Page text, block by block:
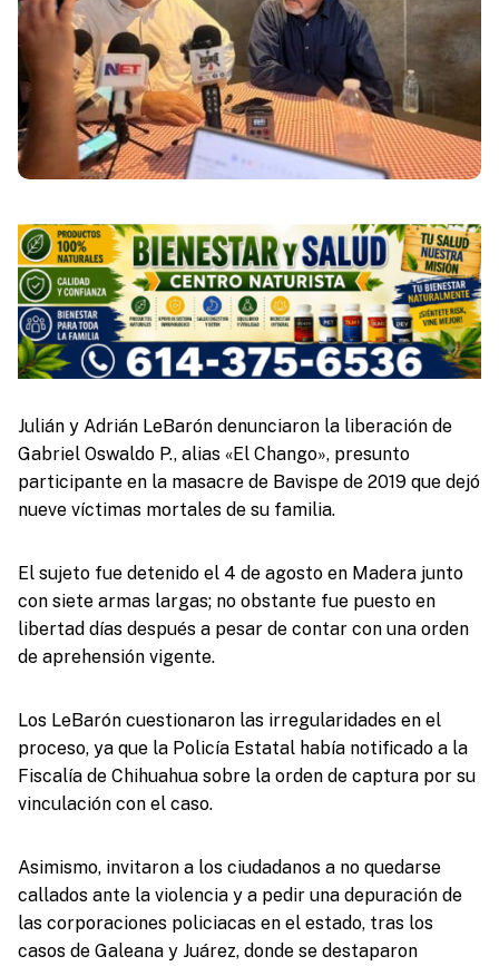
Julián y Adrián LeBarón denunciaron la liberación de
Gabriel Oswaldo P., alias «El Chango», presunto
participante en la masacre de Bavispe de 2019 que dejó
nueve víctimas mortales de su familia.
El sujeto fue detenido el 4 de agosto en Madera junto
con siete armas largas; no obstante fue puesto en
libertad días después a pesar de contar con una orden
de aprehensión vigente.
Los LeBarón cuestionaron las irregularidades en el
proceso, ya que la Policía Estatal había notificado a la
Fiscalía de Chihuahua sobre la orden de captura por su
vinculación con el caso.
Asimismo, invitaron a los ciudadanos a no quedarse
callados ante la violencia y a pedir una depuración de
las corporaciones policiacas en el estado, tras los
casos de Galeana y Juárez, donde se destaparon